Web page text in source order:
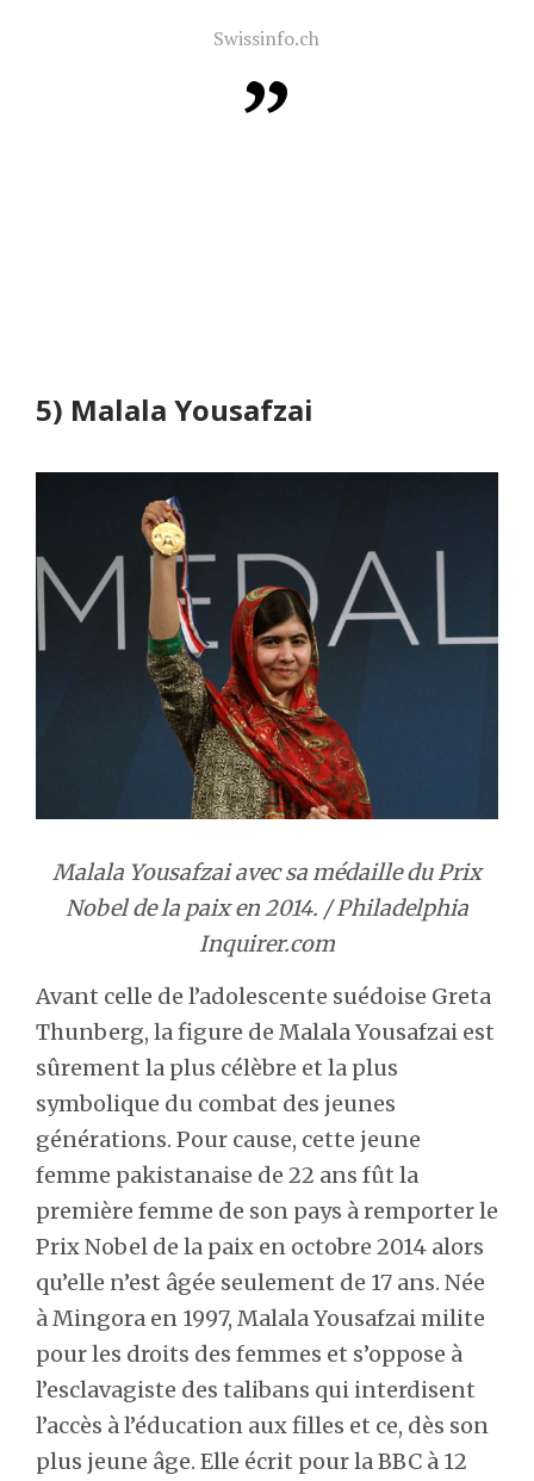
Swissinfo.ch
5) Malala Yousafzai
Malala Yousafzai avec sa médaille du Prix
Nobel de la paix en 2014. / Philadelphia
Inquirer.com
Avant celle de l’adolescente suédoise Greta
Thunberg, la figure de Malala Yousafzai est
sûrement la plus célèbre et la plus
symbolique du combat des jeunes
générations. Pour cause, cette jeune
femme pakistanaise de 22 ans fût la
première femme de son pays à remporter le
Prix Nobel de la paix en octobre 2014 alors
qu’elle n’est âgée seulement de 17 ans. Née
à Mingora en 1997, Malala Yousafzai milite
pour les droits des femmes et s’oppose à
l’esclavagiste des talibans qui interdisent
l’accès à l’éducation aux filles et ce, dès son
plus jeune âge. Elle écrit pour la BBC à 12